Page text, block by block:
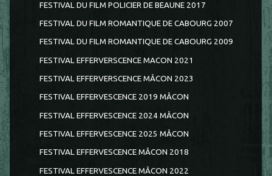
FESTIVAL DU FILM POLICIER DE BEAUNE 2017
FESTIVAL DU FILM ROMANTIQUE DE CABOURG 2007
FESTIVAL DU FILM ROMANTIQUE DE CABOURG 2009
FESTIVAL EFFERVERSCENCE MACON 2021
FESTIVAL EFFERVERSCENCE MÂCON 2023
FESTIVAL EFFERVESCENCE 2019 MÂCON
FESTIVAL EFFERVESCENCE 2024 MÂCON
FESTIVAL EFFERVESCENCE 2025 MÂCON
FESTIVAL EFFERVESCENCE MÂCON 2018
FESTIVAL EFFERVESCENCE MÂCON 2022